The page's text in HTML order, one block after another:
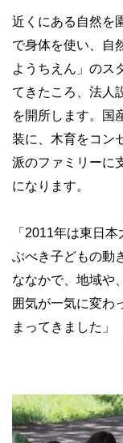
近くにある自然を
で身体を使い、自
ようちえん」のス
てきたころ、法人
を開所します。国
装に、木育をコン
派のファミリーに
になります。
「2011年は東日
ぶべき子どもの動
ななかで、地域や
囲気が一気に変わ
まってきました」